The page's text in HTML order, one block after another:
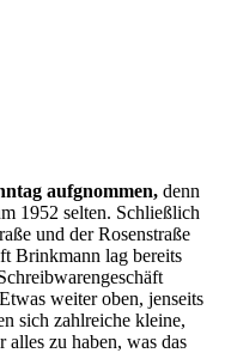
aufgnommen, denn
1952 selten. Schließlich
und der Rosenstraße
Brinkmann lag bereits
weiter oben, jenseits
sich zahlreiche kleine,
alles zu haben, was das